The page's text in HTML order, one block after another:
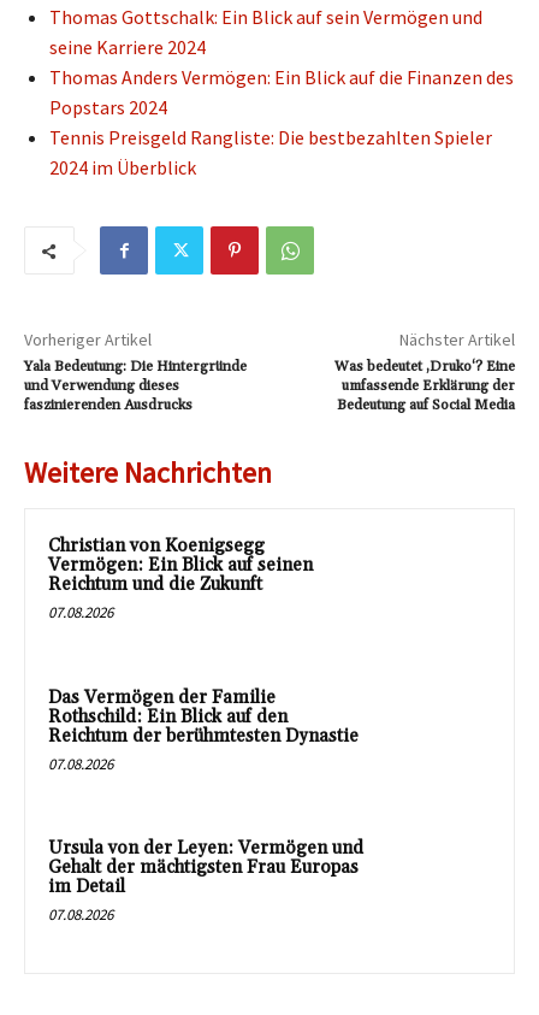
Thomas Gottschalk: Ein Blick auf sein Vermögen und
seine Karriere 2024
Thomas Anders Vermögen: Ein Blick auf die Finanzen des
Popstars 2024
Tennis Preisgeld Rangliste: Die bestbezahlten Spieler
2024 im Überblick
Vorheriger Artikel
Yala Bedeutung: Die Hintergründe
und Verwendung dieses
faszinierenden Ausdrucks
Nächster Artikel
Was bedeutet ‚Druko‘? Eine
umfassende Erklärung der
Bedeutung auf Social Media
Weitere Nachrichten
Christian von Koenigsegg
Vermögen: Ein Blick auf seinen
Reichtum und die Zukunft
07.08.2026
Das Vermögen der Familie
Rothschild: Ein Blick auf den
Reichtum der berühmtesten Dynastie
07.08.2026
Ursula von der Leyen: Vermögen und
Gehalt der mächtigsten Frau Europas
im Detail
07.08.2026